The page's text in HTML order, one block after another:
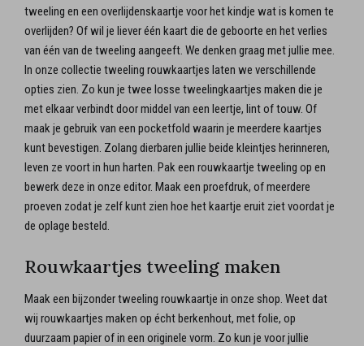
tweeling en een overlijdenskaartje voor het kindje wat is komen te
overlijden? Of wil je liever één kaart die de geboorte en het verlies
van één van de tweeling aangeeft. We denken graag met jullie mee.
In onze collectie tweeling rouwkaartjes laten we verschillende
opties zien. Zo kun je twee losse tweelingkaartjes maken die je
met elkaar verbindt door middel van een leertje, lint of touw. Of
maak je gebruik van een pocketfold waarin je meerdere kaartjes
kunt bevestigen. Zolang dierbaren jullie beide kleintjes herinneren,
leven ze voort in hun harten. Pak een rouwkaartje tweeling op en
bewerk deze in onze editor. Maak een proefdruk, of meerdere
proeven zodat je zelf kunt zien hoe het kaartje eruit ziet voordat je
de oplage besteld.
Rouwkaartjes tweeling maken
Maak een bijzonder tweeling rouwkaartje in onze shop. Weet dat
wij rouwkaartjes maken op écht berkenhout, met folie, op
duurzaam papier of in een originele vorm. Zo kun je voor jullie